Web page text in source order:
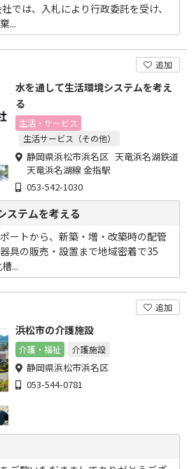
では、入札により行政委託を受け、
...
追加
水を通して生活環境システムを考え
る
生活・サービス
生活サービス（その他）
静岡県浜松市浜名区 天竜浜名湖鉄道
天竜浜名湖線 金指駅
053-542-1030
ステムを考える
ートから、新築・増・改築時の配管
具の販売・設置まで地域密着で35
...
追加
浜松市の介護施設
介護・福祉 介護施設
静岡県浜松市浜名区
053-544-0781